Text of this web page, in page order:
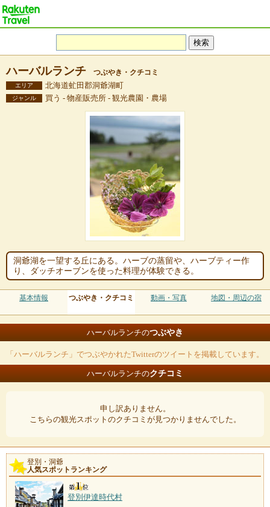
ハーバルランチ つぶやき・クチコミ
エリア 北海道虻田郡洞爺湖町
ジャンル 買う - 物産販売所 - 観光農園・農場
洞爺湖を一望する丘にある。ハーブの蒸留や、ハーブティー作
り、ダッチオーブンを使った料理が体験できる。
基本情報 つぶやき・クチコミ 動画・写真 地図・周辺の宿
ハーバルランチのつぶやき
「ハーバルランチ」でつぶやかれたTwitterのツイートを掲載しています。
ハーバルランチのクチコミ
申し訳ありません。
こちらの観光スポットのクチコミが見つかりませんでした。
登別・洞爺
人気スポットランキング
登別伊達時代村